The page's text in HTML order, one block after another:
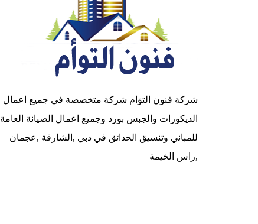
شركة فنون التؤام شركة متخصصة في جميع اعمال
الديكورات والجبس بورد وجميع اعمال الصيانة العامة
للمباني وتنسيق الحدائق في دبي ,الشارقة ,عجمان
,راس الخيمة